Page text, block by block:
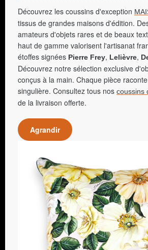
Découvrez les coussins d'exception
tissus de grandes maisons d'édition.
amateurs d'objets rares et de beaux
haut de gamme valorisent l'artisanat
étoffes signées Pierre Frey, Lelièvre,
Découvrez notre sélection exclusive
conçus à la main. Chaque pièce
singulière. Consultez tous nos coussins
de la livraison offerte.
Agrandir